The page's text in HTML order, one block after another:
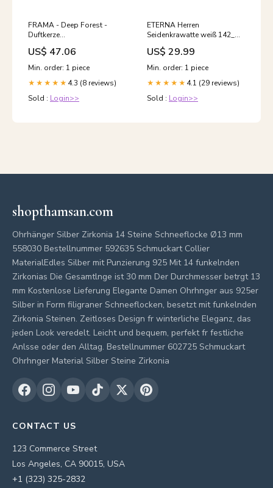
FRAMA - Deep Forest -
Duftkerze
Sonderseite_Adlerholz
US$ 47.06
Min. order: 1 piece
★★★★★ 4.3 (8 reviews)
Sold : Login>>
ETERNA Herren
Seidenkrawatte weiß 142_H
im Sale fashion_herren_sale
US$ 29.99
Min. order: 1 piece
★★★★★ 4.1 (29 reviews)
Sold : Login>>
shopthamsan.com
Ohrhänger Silber Zirkonia 14 Steine Schneeflocke Ø13 mm
558030 Bestellnummer 592635 Schmuckart Collier
MaterialEdles Silber mit Punzierung 925 Mit 14 funkelnden
Zirkonias Die Gesamtlnge ist 30 mm Der Durchmesser betrgt 13
mm Kostenlose Lieferung Elegante Damen Ohrhnger aus 925er
Silber in Form filigraner Schneeflocken, besetzt mit funkelnden
Zirkonia Steinen. Zeitloses Design fr winterliche Eleganz, das
jeden Look veredelt. Leicht und bequem, perfekt fr festliche
Anlsse oder den Alltag. Bestellnummer 602725 Schmuckart
Ohrhnger Material Silber Steine Zirkonia
CONTACT US
123 Commerce Street
Los Angeles, CA 90015, USA
+1 (323) 325-2832